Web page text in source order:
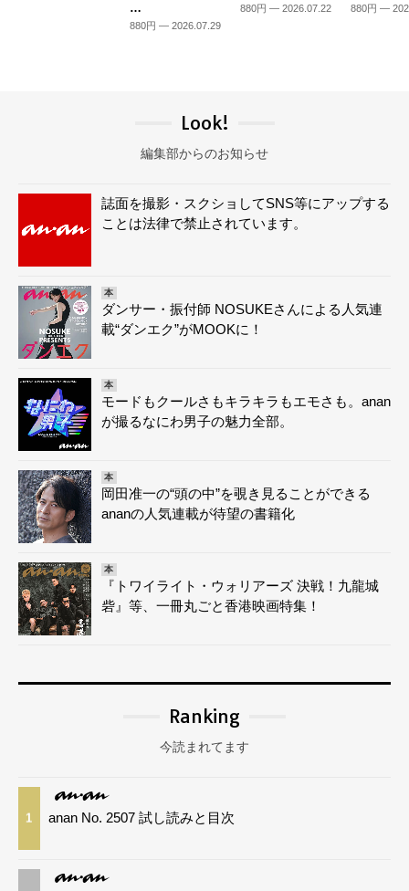
…
880円 — 2026.07.29
880円 — 2026.07.22 880円 —
Look!
編集部からのお知らせ
誌面を撮影・スクショしてSNS等にアップする
ことは法律で禁止されています。
本
ダンサー・振付師 NOSUKEさんによる人気連
載“ダンエク”がMOOKに！
本
モードもクールさもキラキラもエモさも。anan
が撮るなにわ男子の魅力全部。
本
岡田准一の“頭の中”を覗き見ることができる
ananの人気連載が待望の書籍化
本
『トワイライト・ウォリアーズ 決戦！九龍城
砦』等、一冊丸ごと香港映画特集！
Ranking
今読まれてます
1 anan No. 2507 試し読みと目次